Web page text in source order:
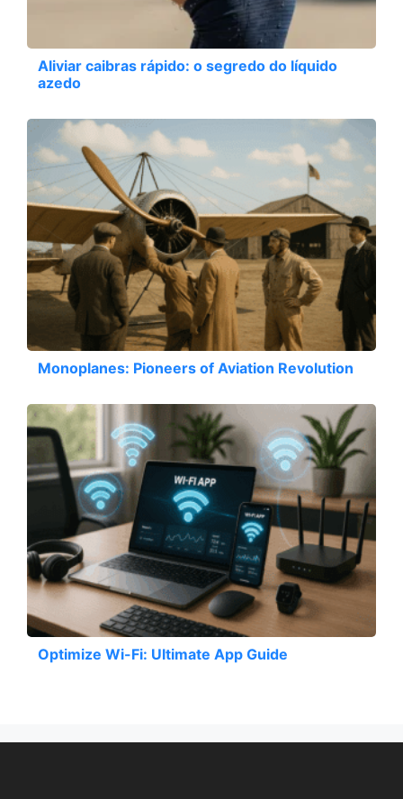
Aliviar caibras rápido: o segredo do líquido
azedo
Monoplanes: Pioneers of Aviation Revolution
Optimize Wi-Fi: Ultimate App Guide